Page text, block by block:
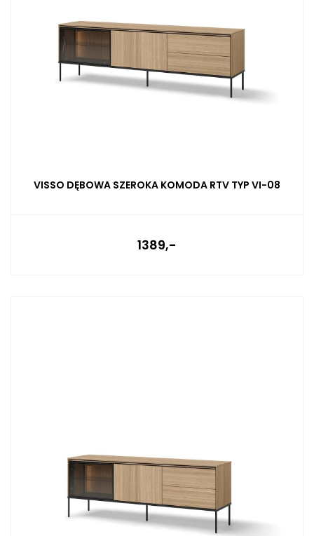
VISSO DĘBOWA SZEROKA KOMODA RTV TYP VI-08
1389,-